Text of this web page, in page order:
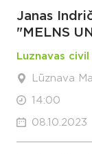
Janas
"MELNS
Luznavas civil
Lūznava
14:00
08.10.2023